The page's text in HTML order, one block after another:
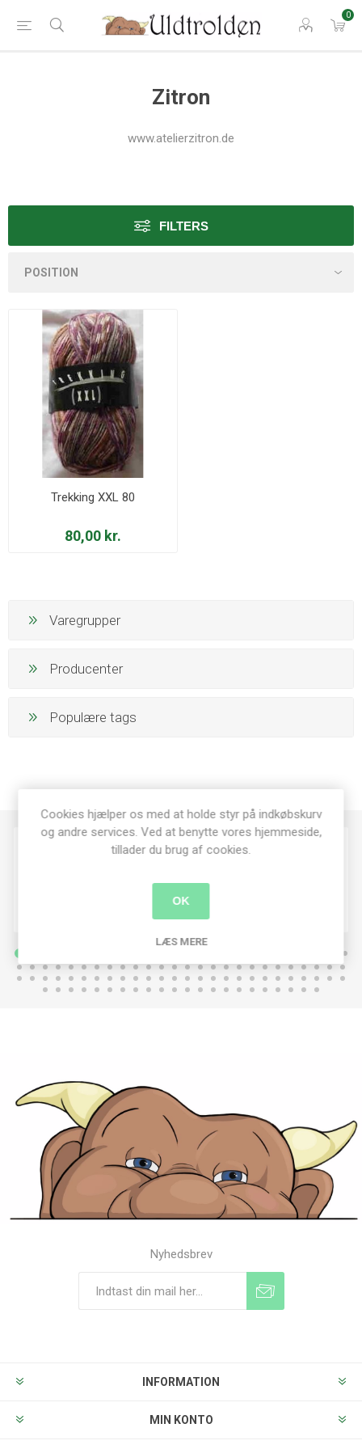
0
Zitron
www.atelierzitron.de
FILTERS
Trekking XXL 80
80,00 kr.
Varegrupper
Producenter
Populære tags
Nyhedsbrev
INFORMATION
MIN KONTO
Cookies hjælper os med at holde styr på indkøbskurv
og andre services. Ved at benytte vores hjemmeside,
tillader du brug af cookies.
OK
LÆS MERE